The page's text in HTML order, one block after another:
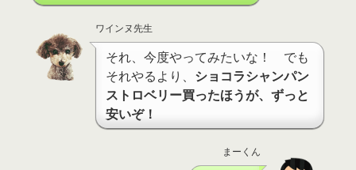
ワインヌ先生
それ、今度やってみたいな！ でも
それやるより、 ショコラシャンパン
ストロベリー買ったほうが、ずっと
安いぞ！
まーくん